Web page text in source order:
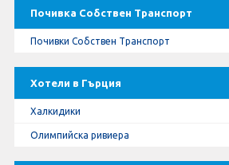
Почивка Собствен Транспорт
Почивки Собствен Транспорт
Хотели в Гърция
Халкидики
Олимпийска ривиера